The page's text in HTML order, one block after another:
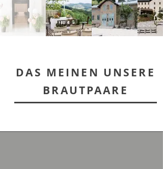
DAS MEINEN UNSERE
BRAUTPAARE